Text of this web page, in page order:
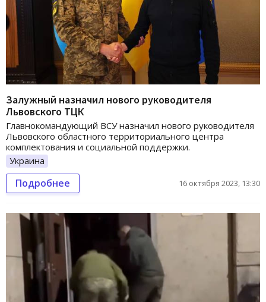
Залужный назначил нового руководителя
Львовского ТЦК
Главнокомандующий ВСУ назначил нового руководителя
Львовского областного территориального центра
комплектования и социальной поддержки.
Украина
Подробнее 16 октября 2023, 13:30